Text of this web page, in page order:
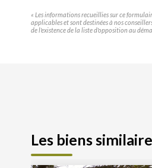
« Les informations recueillies sur ce
applicables et sont destinées à nos
de l'existence de la liste d'opposition au
Les biens